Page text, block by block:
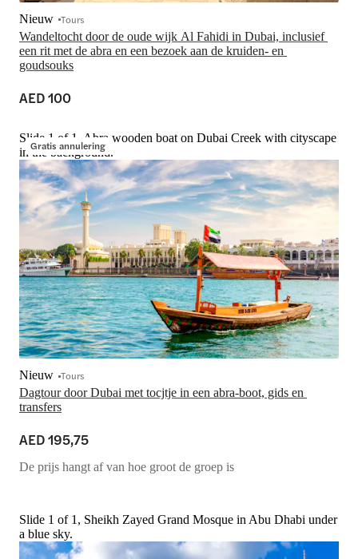
Wandeltocht door de oude wijk Al Fahidi in Dubai, inclusief
een rit met de abra en een bezoek aan de kruiden- en
goudsouks
Nieuw Tours
AED 100
Gratis annulering
Slide 1 of 1, Abra wooden boat on Dubai Creek with cityscape
in the background.
Dagtour door Dubai met tocjtje in een abra-boot, gids en
transfers
Nieuw Tours
AED 195,75
De prijs hangt af van hoe groot de groep is
Slide 1 of 1, Sheikh Zayed Grand Mosque in Abu Dhabi under
a blue sky.